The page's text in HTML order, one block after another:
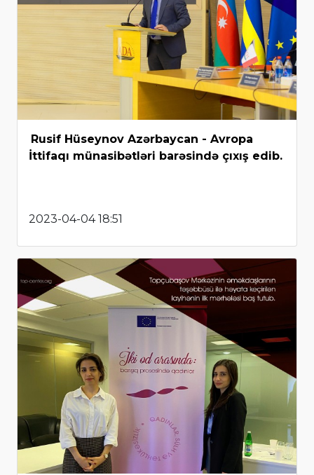
Rusif Hüseynov Azərbaycan - Avropa
İttifaqı münasibətləri barəsində çıxış edib.
2023-04-04 18:51